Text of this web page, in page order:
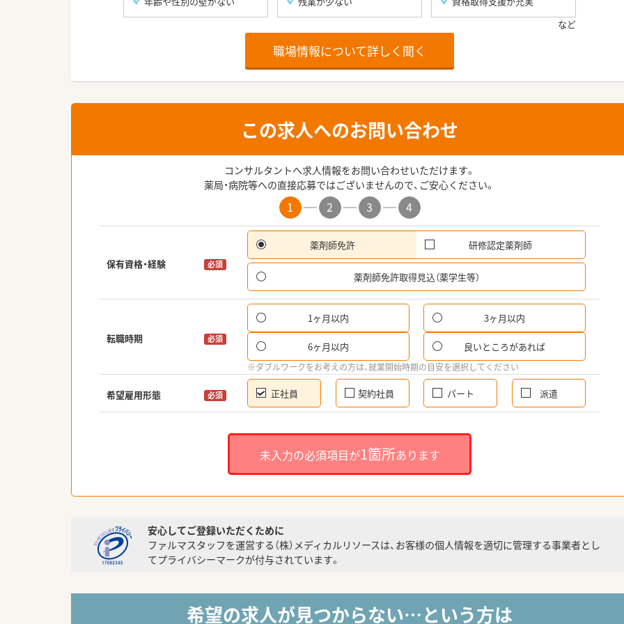
職場情報について詳しく聞く
この求人へのお問い合わせ
コンサルタントへ求人情報をお問い合わせいただけます。
薬局・病院等への直接応募ではございませんので、ご安心ください。
1 2 3 4
保有資格・経験 必須
薬剤師免許 研修認定薬剤師
薬剤師免許取得見込（薬学生等）
転職時期 必須
1ヶ月以内 3ヶ月以内
6ヶ月以内 良いところがあれば
※ダブルワークをお考えの方は、就業開始時期の目安を選択してください
希望雇用形態 必須 正社員 契約社員 パート 派遣
未入力の必須項目が1箇所あります
安心してご登録いただくために
ファルマスタッフを運営する（株）メディカルリソースは、お客様の個人情報を適切に管理する事業者とし
てプライバシーマークが付与されています。
希望の求人が見つからない…という方は